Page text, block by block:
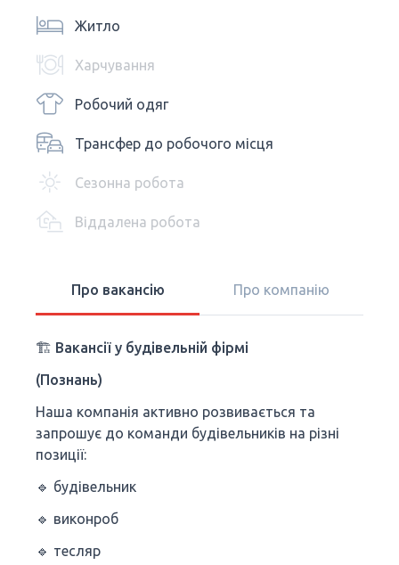
Житло
Харчування
Робочий одяг
Трансфер до робочого місця
Сезонна робота
Віддалена робота
Про вакансію Про компанію
🏗️ Вакансії у будівельній фірмі
(Познань)
Наша компанія активно розвивається та
запрошує до команди будівельників на різні
позиції:
🔹 будівельник
🔹 виконроб
🔹 тесляр